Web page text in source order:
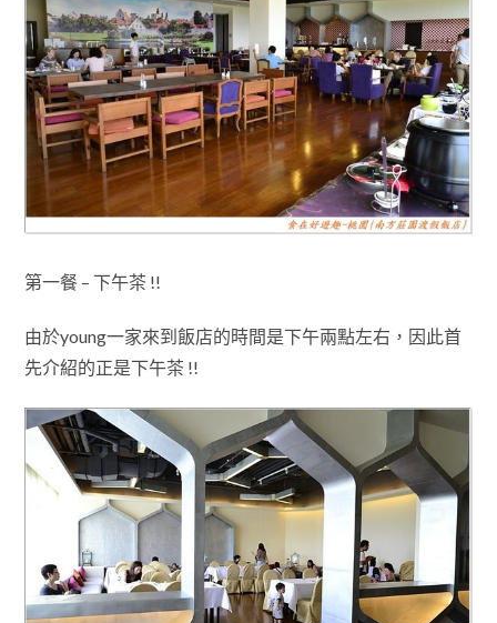
第一餐 – 下午茶 !!
由於young一家來到飯店的時間是下午兩點左右 ，因此首
先介紹的正是下午茶 !!